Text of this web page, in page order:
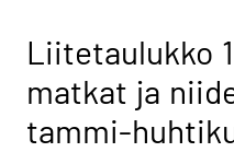
Liitetaulukko
matkat ja
tammi-